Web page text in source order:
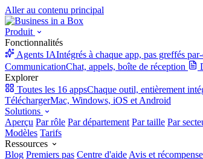
Aller au contenu principal
Produit
Fonctionnalités
Agents IAIntégrés à chaque app, pas greffés
CommunicationChat, appels, boîte de réception
Explorer
Toutes les 16 appsChaque outil, entièrement
TéléchargerMac, Windows, iOS et Android
Solutions
Aperçu Par rôle Par département Par taille Par
Modèles Tarifs
Ressources
Blog Premiers pas Centre d'aide Avis et